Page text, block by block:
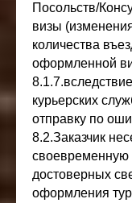
Посольств/
визы
количества
оформленной
курьерских
отправку по
8.2.Заказчик
своевременную
достоверных
оформления